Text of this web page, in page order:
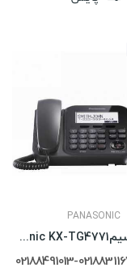
PANASONIC
تلفن بی سیمPanasonic KX-TG4771